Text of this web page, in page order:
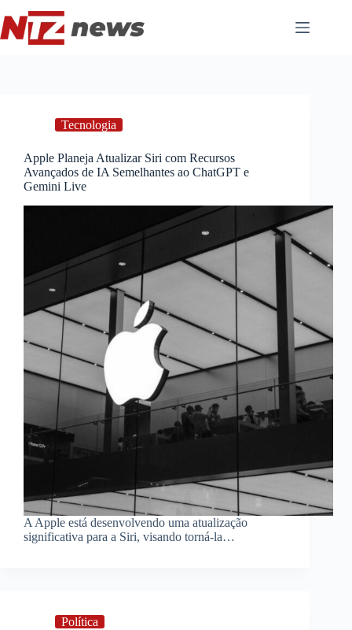
para
o
conteúdo
Tecnologia
Apple Planeja Atualizar Siri com Recursos
Avançados de IA Semelhantes ao ChatGPT e
Gemini Live
A Apple está desenvolvendo uma atualização
significativa para a Siri, visando torná-la…
Política